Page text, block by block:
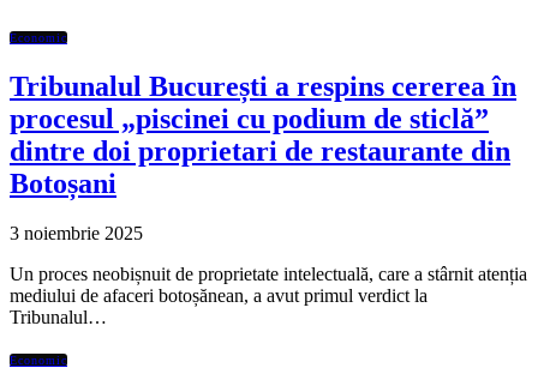
Economic
Tribunalul București a respins cererea în
procesul „piscinei cu podium de sticlă”
dintre doi proprietari de restaurante din
Botoșani
3 noiembrie 2025
Un proces neobișnuit de proprietate intelectuală, care a stârnit atenția
mediului de afaceri botoșănean, a avut primul verdict la
Tribunalul…
Economic